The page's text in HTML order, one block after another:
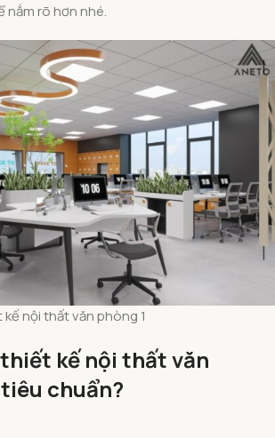
nắm rõ hơn nhé.
nội thất văn phòng 1
kế nội thất văn
chuẩn?